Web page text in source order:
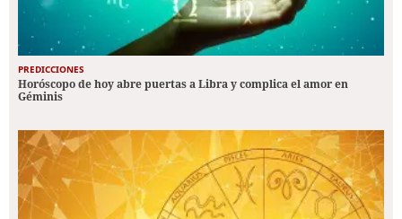
PREDICCIONES
Horóscopo de hoy abre puertas a Libra y complica el amor en
Géminis